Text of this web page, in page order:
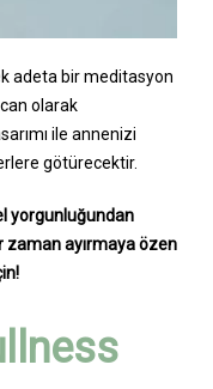
adeta bir meditasyon
olarak
ile annenizi
götürecektir.
yorgunluğundan
zaman ayırmaya özen